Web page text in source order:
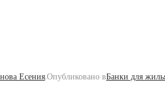
Есения.Опубликовано вБанки для